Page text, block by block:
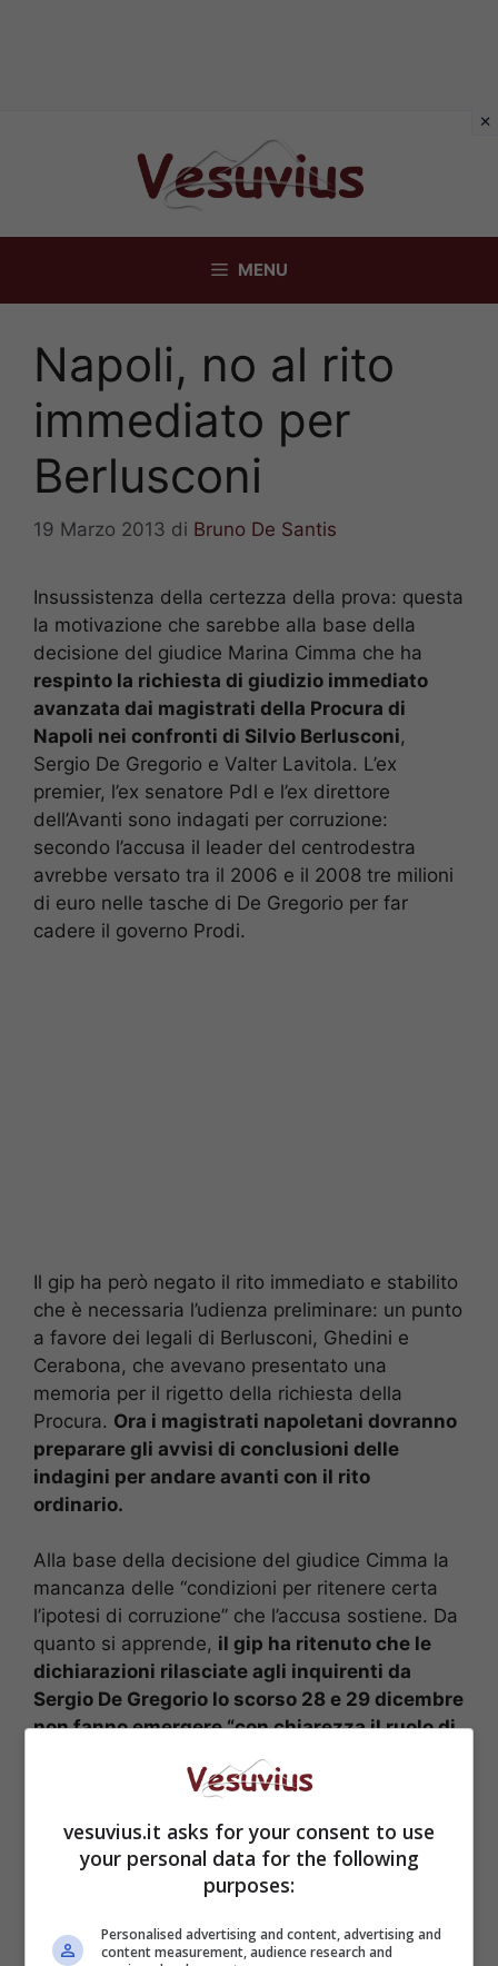
MENU
Napoli, no al rito
immediato per
Berlusconi
19 Marzo 2013 di Bruno De Santis
Insussistenza della certezza della prova: questa
la motivazione che sarebbe alla base della
decisione del giudice Marina Cimma che ha
respinto la richiesta di giudizio immediato
avanzata dai magistrati della Procura di
Napoli nei confronti di Silvio Berlusconi,
Sergio De Gregorio e Valter Lavitola. L’ex
premier, l’ex senatore Pdl e l’ex direttore
dell’Avanti sono indagati per corruzione:
secondo l’accusa il leader del centrodestra
avrebbe versato tra il 2006 e il 2008 tre milioni
di euro nelle tasche di De Gregorio per far
cadere il governo Prodi.
Il gip ha però negato il rito immediato e stabilito
che è necessaria l’udienza preliminare: un punto
a favore dei legali di Berlusconi, Ghedini e
Cerabona, che avevano presentato una
memoria per il rigetto della richiesta della
Procura. Ora i magistrati napoletani dovranno
preparare gli avvisi di conclusioni delle
indagini per andare avanti con il rito
ordinario.
Alla base della decisione del giudice Cimma la
mancanza delle “condizioni per ritenere certa
l’ipotesi di corruzione” che l’accusa sostiene. Da
quanto si apprende, il gip ha ritenuto che le
dichiarazioni rilasciate agli inquirenti da
Sergio De Gregorio lo scorso 28 e 29 dicembre
non fanno emergere “con chiarezza il ruolo di
Berlusconi nell’ipotesi della corruzione”
Ovviamente soddisfazione è stata espressa dal
vesuvius.it asks for your consent to use
your personal data for the following
purposes:
Personalised advertising and content, advertising and
content measurement, audience research and